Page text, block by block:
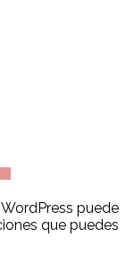
puede
que puedes